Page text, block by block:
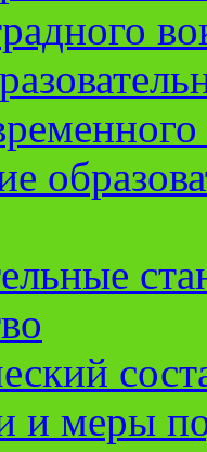
и меры